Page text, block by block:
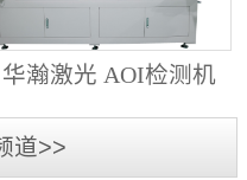
华瀚激光 AOI检测机
（型号HA18DM6)
道>>